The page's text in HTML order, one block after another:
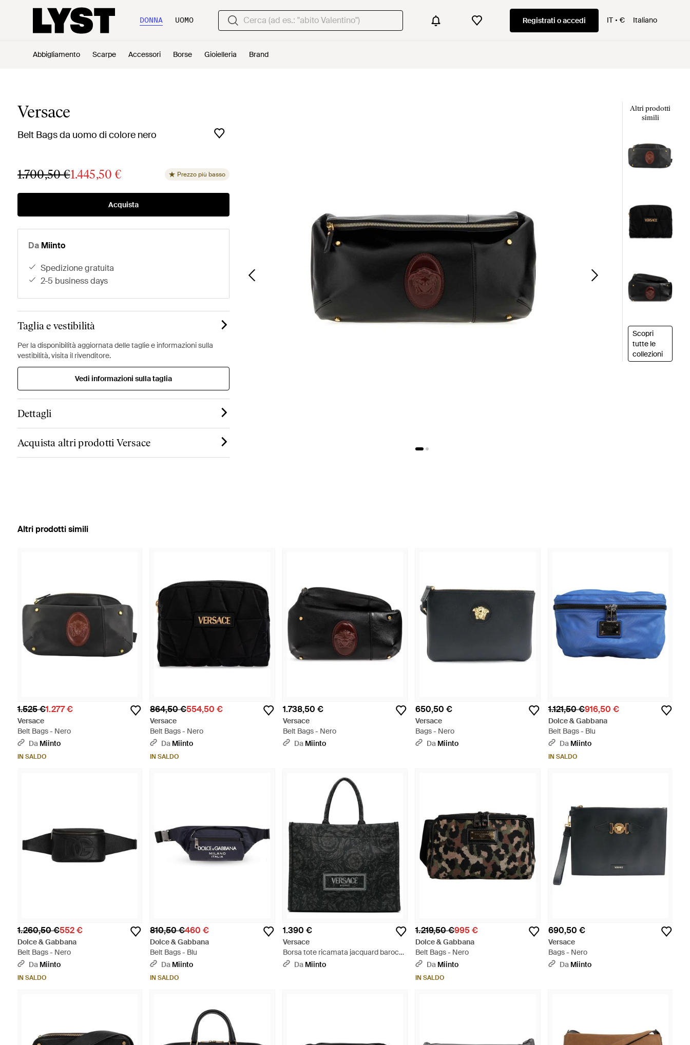
DONNA UOMO Registrati o accedi IT € Italiano
Abbigliamento Scarpe Accessori Borse Gioielleria Brand
Versace
Belt Bags da uomo di colore nero
1.700,50 €1.445,50 € Prezzo più basso
Acquista
Da Miinto
spedizione gratuita
2-5 business days
Taglia e vestibilità
Per la disponibilità aggiornata delle taglie e informazioni sulla
vestibilità, visita il rivenditore.
Vedi informazioni sulla taglia
Dettagli
Acquista altri prodotti Versace
Altri prodotti
simili
Scopri
tutte le
collezioni
Altri prodotti simili
1.525 €1.277 €
Versace
Belt Bags - Nero
Da Miinto
IN SALDO
864,50 €554,50 €
Versace
Belt Bags - Nero
Da Miinto
IN SALDO
1.738,50 €
Versace
Belt Bags - Nero
Da Miinto
650,50 €
Versace
Bags - Nero
Da Miinto
1.121,50 €916,50 €
Dolce & Gabbana
Belt Bags - Blu
Da Miinto
IN SALDO
1.260,50 €552 €
Dolce & Gabbana
Belt Bags - Nero
Da Miinto
IN SALDO
810,50 €460 €
Dolce & Gabbana
Belt Bags - Blu
Da Miinto
IN SALDO
1.390 €
Versace
Borsa tote ricamata jacquard barocco
- Nero
Da Miinto
1.219,50 €995 €
Dolce & Gabbana
Belt Bags - Nero
Da Miinto
IN SALDO
690,50 €
Versace
Bags - Nero
Da Miinto